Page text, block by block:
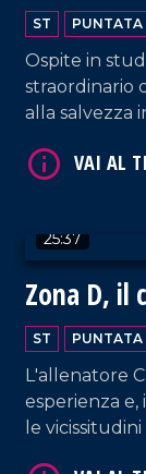
ST PUNTATA
Ospite in
straordinario
alla salvezza
della
25:37
Zona D, il
ST PUNTATA
L'allenatore
esperienza e,
le
VAI AL TITOLO
VAI AL TITOLO